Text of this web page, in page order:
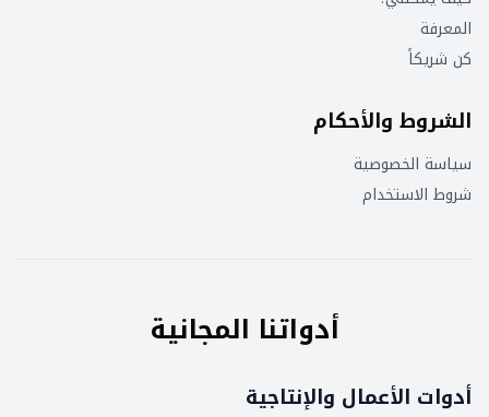
المعرفة
كن شريكاً
الشروط والأحكام
سياسة الخصوصية
شروط الاستخدام
أدواتنا المجانية
أدوات الأعمال والإنتاجية